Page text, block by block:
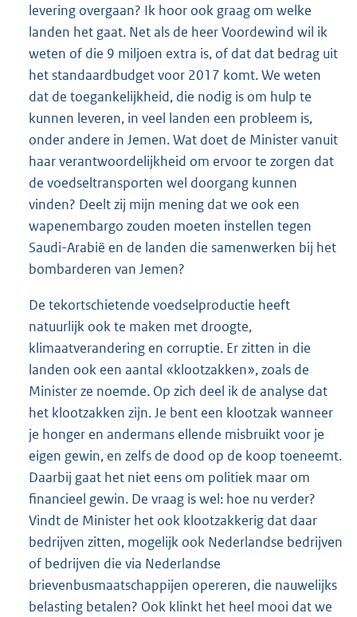
levering overgaan? Ik hoor ook graag om welke
landen het gaat. Net als de heer Voordewind wil ik
weten of die 9 miljoen extra is, of dat dat bedrag uit
het standaardbudget voor 2017 komt. We weten
dat de toegankelijkheid, die nodig is om hulp te
kunnen leveren, in veel landen een probleem is,
onder andere in Jemen. Wat doet de Minister vanuit
haar verantwoordelijkheid om ervoor te zorgen dat
de voedseltransporten wel doorgang kunnen
vinden? Deelt zij mijn mening dat we ook een
wapenembargo zouden moeten instellen tegen
Saudi-Arabië en de landen die samenwerken bij het
bombarderen van Jemen?
De tekortschietende voedselproductie heeft
natuurlijk ook te maken met droogte,
klimaatverandering en corruptie. Er zitten in die
landen ook een aantal «klootzakken», zoals de
Minister ze noemde. Op zich deel ik de analyse dat
het klootzakken zijn. Je bent een klootzak wanneer
je honger en andermans ellende misbruikt voor je
eigen gewin, en zelfs de dood op de koop toeneemt.
Daarbij gaat het niet eens om politiek maar om
financieel gewin. De vraag is wel: hoe nu verder?
Vindt de Minister het ook klootzakkerig dat daar
bedrijven zitten, mogelijk ook Nederlandse bedrijven
of bedrijven die via Nederlandse
brievenbusmaatschappijen opereren, die nauwelijks
belasting betalen? Ook klinkt het heel mooi dat we